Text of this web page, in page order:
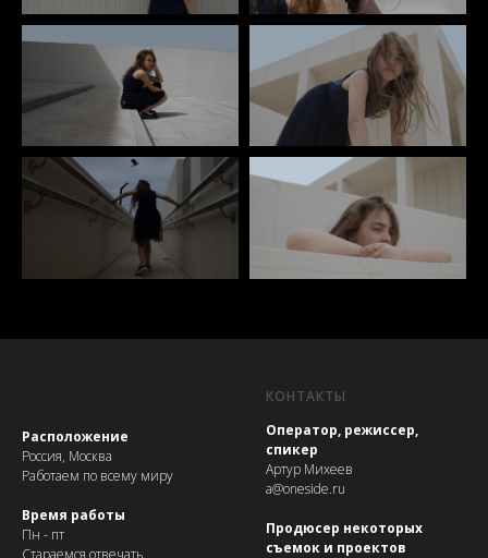
Расположение
Россия, Москва
Работаем по всему миру
Время работы
Пн - пт
Стараемся отвечать
КОНТАКТЫ
Оператор, режиссер,
спикер
Артур Михеев
a@oneside.ru
Продюсер некоторых
съемок и проектов